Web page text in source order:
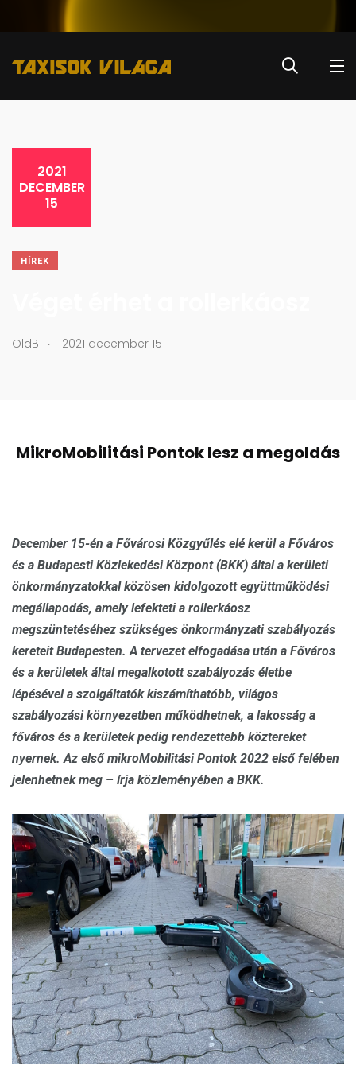
2021
DECEMBER
15
HÍREK
OldB . 2021 december 15
MikroMobilitási Pontok lesz a megoldás
December 15-én a Fővárosi Közgyűlés elé kerül a Főváros
és a Budapesti Közlekedési Központ (BKK) által a kerületi
önkormányzatokkal közösen kidolgozott együttműködési
megállapodás, amely lefekteti a rollerkáosz
megszüntetéséhez szükséges önkormányzati szabályozás
kereteit Budapesten. A tervezet elfogadása után a Főváros
és a kerületek által megalkotott szabályozás életbe
lépésével a szolgáltatók kiszámíthatóbb, világos
szabályozási környezetben működhetnek, a lakosság a
főváros és a kerületek pedig rendezettebb köztereket
nyernek. Az első mikroMobilitási Pontok 2022 első felében
jelenhetnek meg – írja közleményében a BKK.